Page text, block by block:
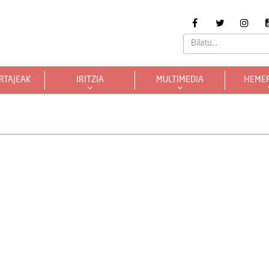
IRITZIA MULTIMEDIA